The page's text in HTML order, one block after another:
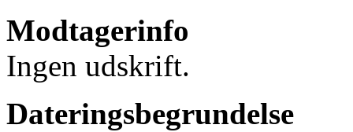
Modtagerinfo
Ingen udskrift.
Dateringsbegrundelse